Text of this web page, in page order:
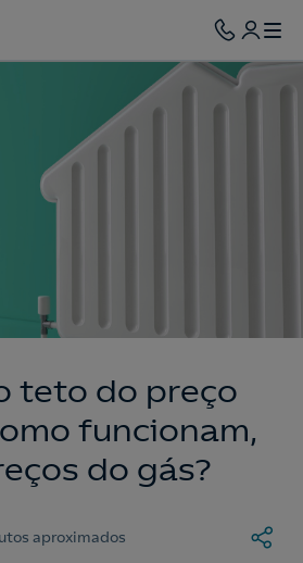
teto do preço
funcionam,
do gás?
aproximados